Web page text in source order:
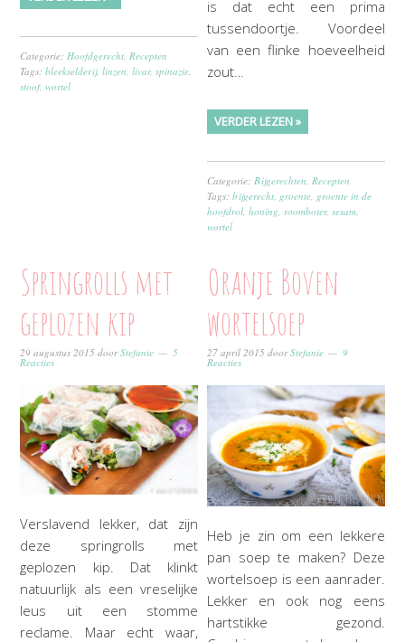
Categorie:Hoofdgerecht,Recepten
Tags:bleekselderij,linzen,livar,spinazie,
stoof,wortel
is dat echt een prima
tussendoortje. Voordeel
van een flinke hoeveelheid
zout…
VERDER LEZEN »
Categorie:Bijgerechten,Recepten
Tags:bijgerecht, groente, groente in de
hoofdrol,honing,roomboter,sesam,
wortel
Springrolls met
geplozen kip
29 augustus 2015 doorStefanie 5
Reacties
Verslavend lekker, dat zijn
deze springrolls met
geplozen kip. Dat klinkt
natuurlijk als een vreselijke
leus uit een stomme
reclame. Maar echt waar,
Oranje Boven
wortelsoep
27 april 2015 doorStefanie 9
Reacties
Heb je zin om een lekkere
pan soep te maken? Deze
wortelsoep is een aanrader.
Lekker en ook nog eens
hartstikke gezond.